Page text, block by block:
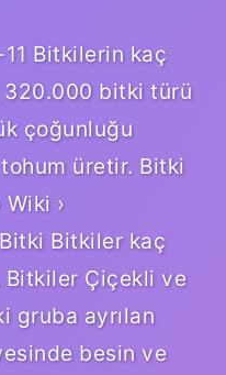
Bitkilerin kaç
320.000 bitki türü
çoğunluğu
üretir. Bitki
›
Bitkiler kaç
Bitkiler Çiçekli ve
gruba ayrılan
besin ve